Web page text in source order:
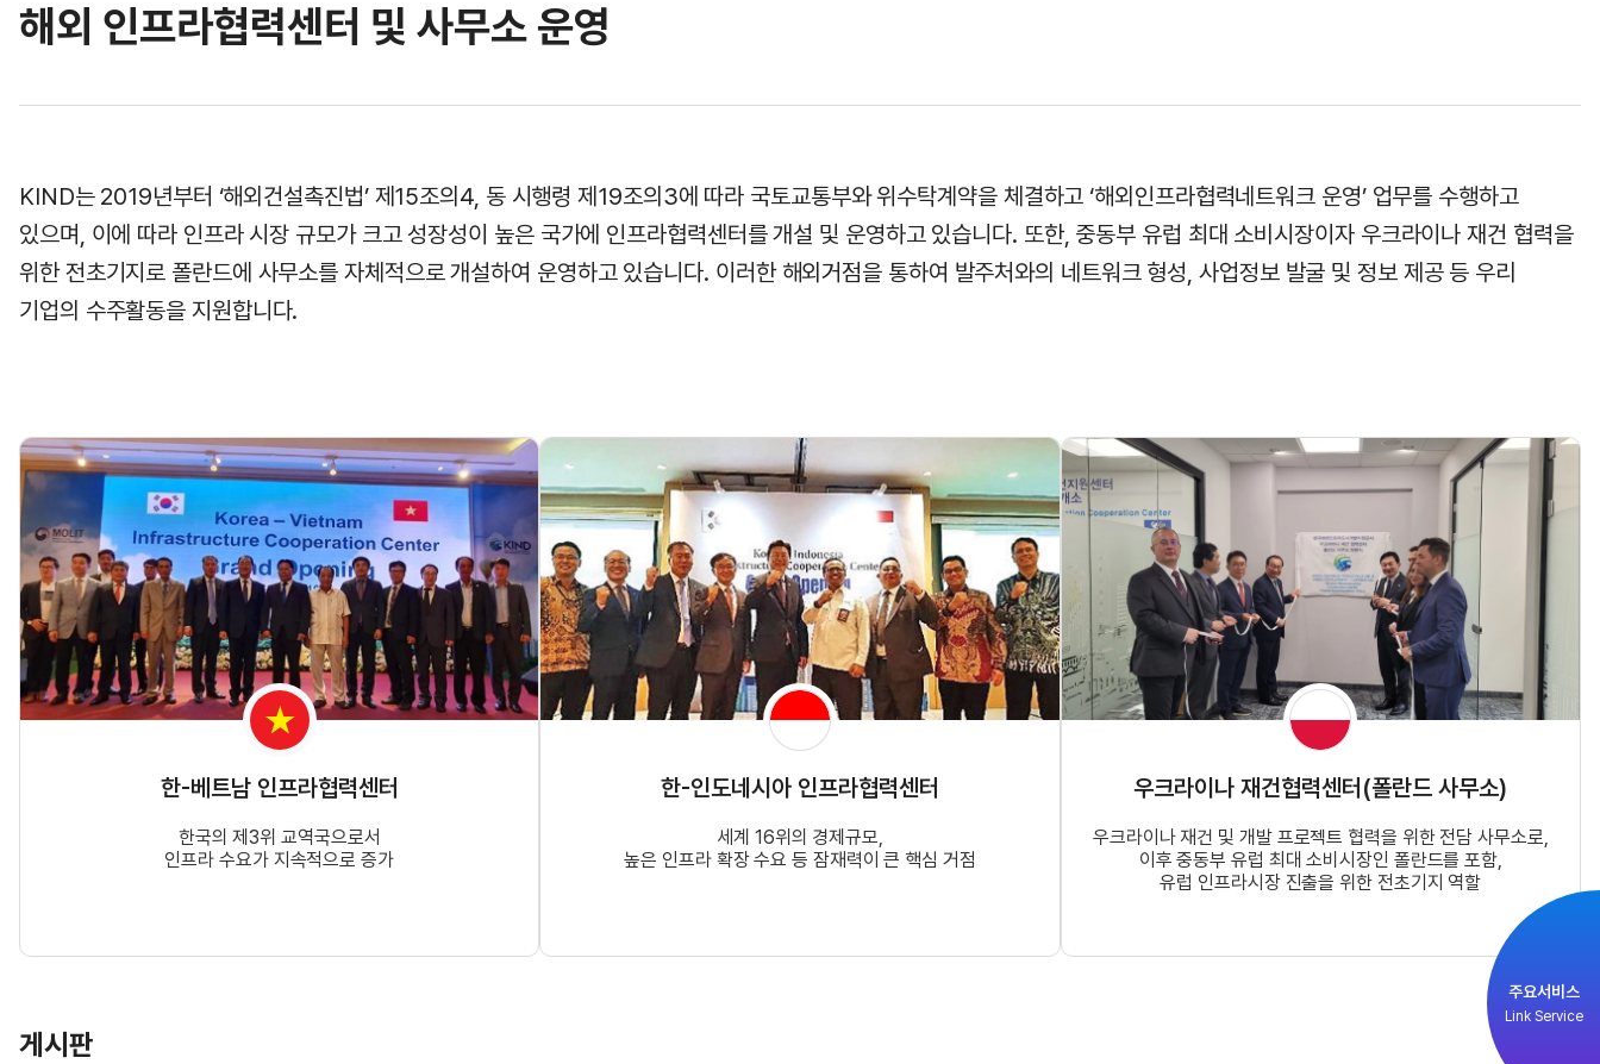
주요서비스
Link Service
사업 소개
정보공개
사업개발
투자승인사업관리
정책사업
해외 인프라협력센터 및 사무소 운영
KIND는 2019년부터 ‘해외건설촉진법’ 제15조의4, 동 시행령 제19조의3에 따라 국토교통부와 위수탁계약을 체결하고 ‘해외인프라협력네트워크 운영’ 업무를 수행하고
있으며, 이에 따라 인프라 시장 규모가 크고 성장성이 높은 국가에 인프라협력센터를 개설 및 운영하고 있습니다. 또한, 중동부 유럽 최대 소비시장이자 우크라이나 재건 협력을
위한 전초기지로 폴란드에 사무소를 자체적으로 개설하여 운영하고 있습니다. 이러한 해외거점을 통하여 발주처와의 네트워크 형성, 사업정보 발굴 및 정보 제공 등 우리
기업의 수주활동을 지원합니다.
한-베트남 인프라협력센터
한국의 제3위 교역국으로서
인프라 수요가 지속적으로 증가
한-인도네시아 인프라협력센터
세계 16위의 경제규모,
높은 인프라 확장 수요 등 잠재력이 큰 핵심 거점
우크라이나 재건협력센터(폴란드 사무소)
우크라이나 재건 및 개발 프로젝트 협력을 위한 전담 사무소로,
이후 중동부 유럽 최대 소비시장인 폴란드를 포함,
유럽 인프라시장 진출을 위한 전초기지 역할
게시판